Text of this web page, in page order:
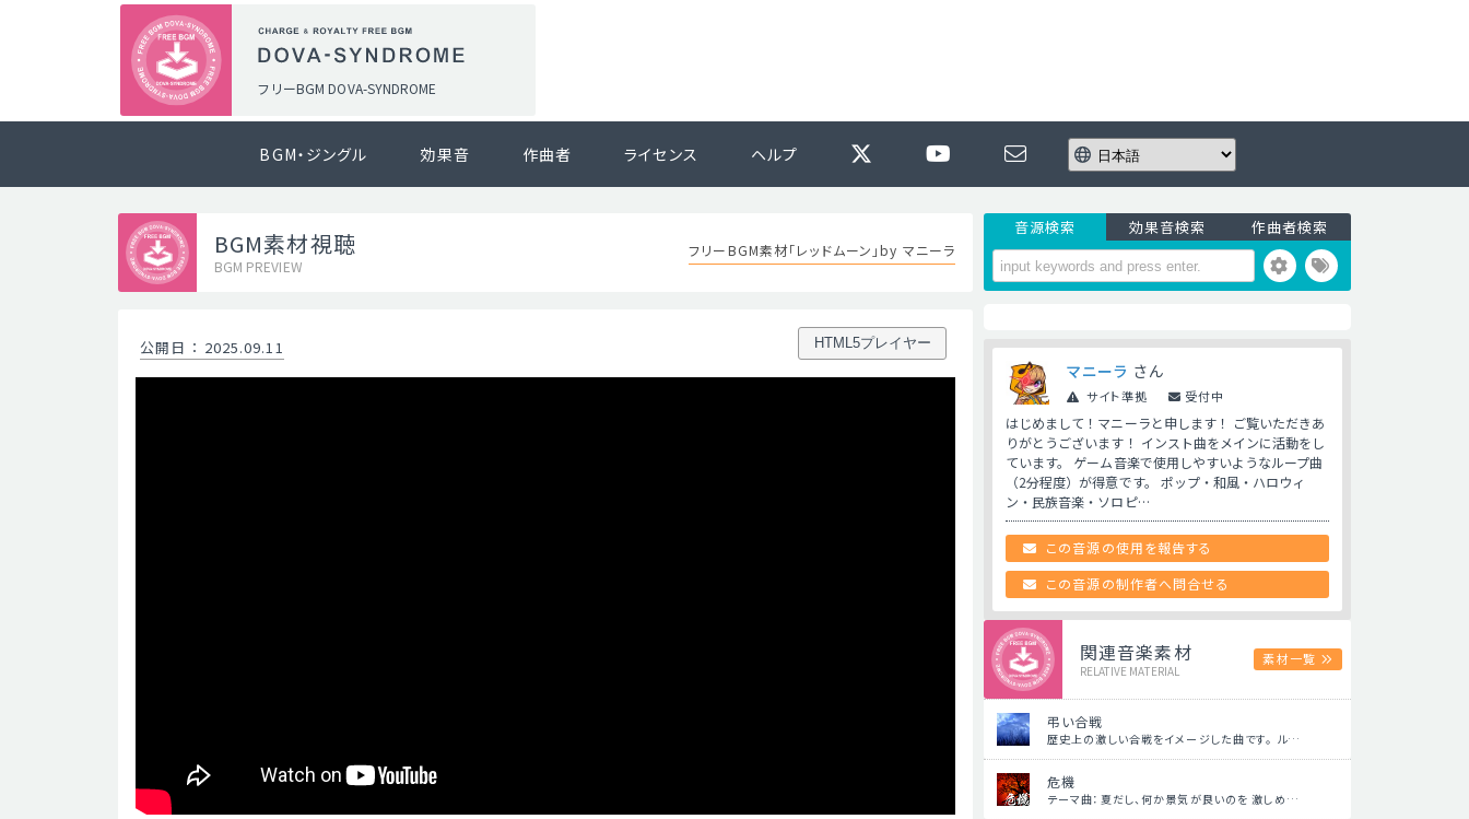
フリーBGM DOVA-SYNDROME
BGM・ジングル 効果音 作曲者 ライセンス ヘルプ
BGM素材視聴
BGM PREVIEW
フリーBGM素材「レッドムーン」by マニーラ
公開日 ： 2025.09.11 HTML5プレイヤー
音源検索 効果音検索 作曲者検索
マニーラ さん
サイト準拠 受付中
はじめまして！マニーラと申します！ ご覧いただきあ
りがとうございます！ インスト曲をメインに活動をし
ています。 ゲーム音楽で使用しやすいようなループ曲
（2分程度）が得意です。 ポップ・和風・ハロウィ
ン・民族音楽・ソロピ…
この音源の使用を報告する
この音源の制作者へ問合せる
関連音楽素材
RELATIVE MATERIAL
素材一覧
弔い合戦
歴史上の激しい合戦をイメージした曲です。 ル…
危機
テーマ曲：夏だし、何か景気が良いのを 激しめ…